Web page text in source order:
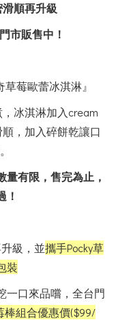
順再升級
市販售中！
莓歐蕾冰淇淋』
冰淇淋加入cream
，加入碎餅乾讓口
有限，售完為止，
！
級，並攜手Pocky草
裝
一口來品嚐，全台門
棒組合優惠價($99/